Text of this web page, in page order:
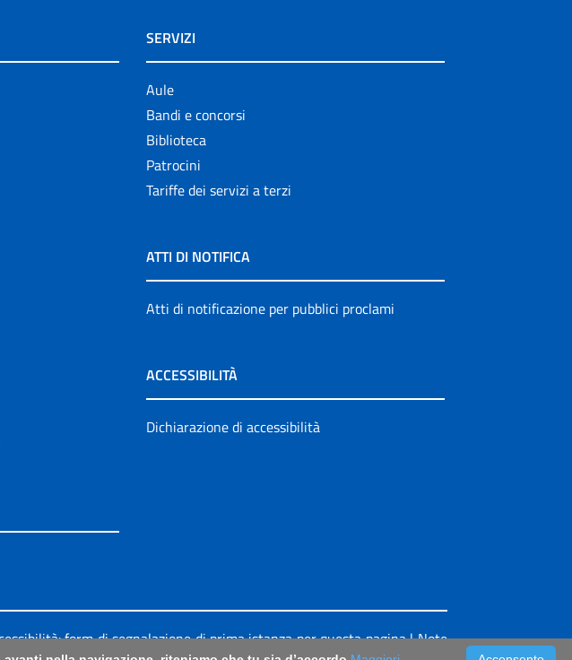
SERVIZI
Aule
Bandi e concorsi
Biblioteca
Patrocini
Tariffe dei servizi a terzi
ATTI DI NOTIFICA
Atti di notificazione per pubblici proclami
ACCESSIBILITÀ
Dichiarazione di accessibilità
form di segnalazione di prima istanza per questa pagina|Note